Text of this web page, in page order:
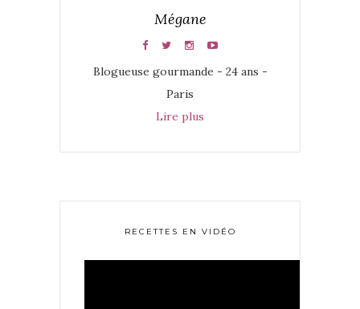
Mégane
Blogueuse gourmande - 24 ans -
Paris
Lire plus
RECETTES EN VIDÉO